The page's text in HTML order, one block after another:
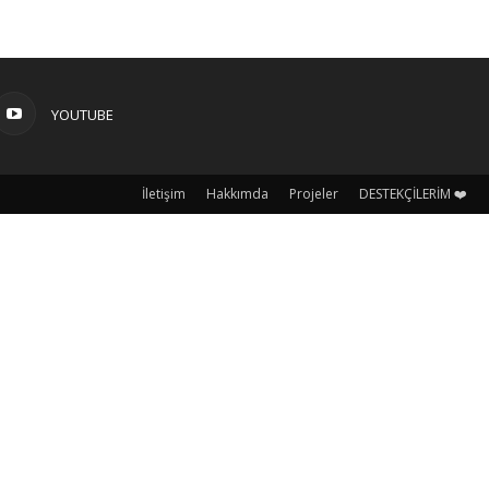
YOUTUBE
İletişim Hakkımda Projeler DESTEKÇİLERİM ❤️